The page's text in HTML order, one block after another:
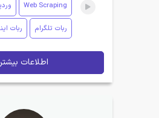
Web Scraping
ربات تلگرام ربات
اطلاعات بیشتر